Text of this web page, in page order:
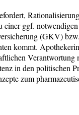
einer ggf.
(GKV)
kommt.
in den politischen
zum